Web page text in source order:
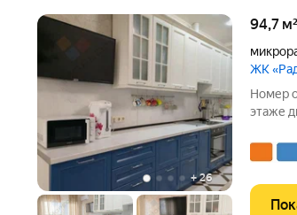
+26
94,7
ЖК
Номер
этаже
рынок
чтобы